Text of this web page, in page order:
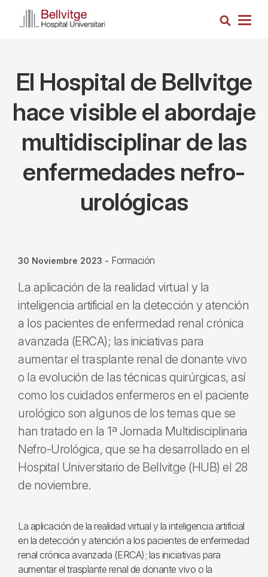
Busca
El Hospital de Bellvitge
hace visible el abordaje
multidisciplinar de las
enfermedades nefro-
urológicas
30 Noviembre 2023 - Formación
La aplicación de la realidad virtual y la
inteligencia artificial en la detección y atención
a los pacientes de enfermedad renal crónica
avanzada (ERCA); las iniciativas para
aumentar el trasplante renal de donante vivo
o la evolución de las técnicas quirúrgicas, así
como los cuidados enfermeros en el paciente
urológico son algunos de los temas que se
han tratado en la 1ª Jornada Multidisciplinaria
Nefro-Urológica, que se ha desarrollado en el
Hospital Universitario de Bellvitge (HUB) el 28
de noviembre.
La aplicación de la realidad virtual y la inteligencia artificial
en la detección y atención a los pacientes de enfermedad
renal crónica avanzada (ERCA); las iniciativas para
aumentar el trasplante renal de donante vivo o la